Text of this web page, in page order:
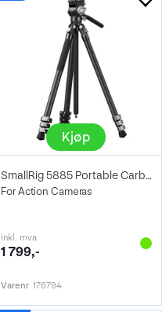
Kjøp
SmallRig 5885 Portable Carbon Tripod
For Action Cameras
inkl. mva
1 799,-
Varenr 176794